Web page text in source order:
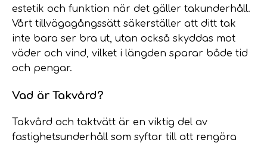
estetik och funktion när det gäller takunderhåll.
Vårt tillvägagångssätt säkerställer att ditt tak
inte bara ser bra ut, utan också skyddas mot
väder och vind, vilket i längden sparar både tid
och pengar.
Vad är Takvård?
Takvård och taktvätt är en viktig del av
fastighetsunderhåll som syftar till att rengöra